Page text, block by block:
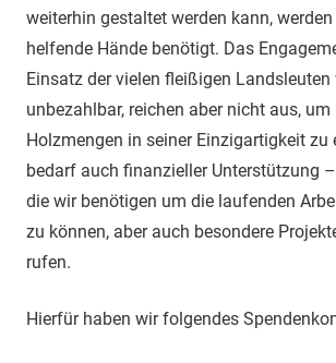
weiterhin gestaltet werden kann,
helfende Hände benötigt. Das
Einsatz der vielen fleißigen Landsleuten
unbezahlbar, reichen aber nicht aus, um
Holzmengen in seiner Einzigartigkeit zu
bedarf auch finanzieller Unterstützung
die wir benötigen um die laufenden
zu können, aber auch besondere
rufen.
Hierfür haben wir folgendes